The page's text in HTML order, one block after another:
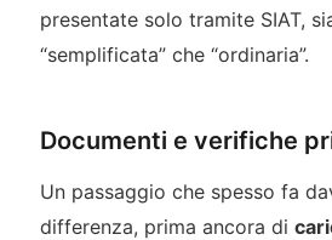
presentate solo tramite SIAT,
“semplificata” che “ordinaria”.
Documenti e verifiche
Un passaggio che spesso fa
differenza, prima ancora di